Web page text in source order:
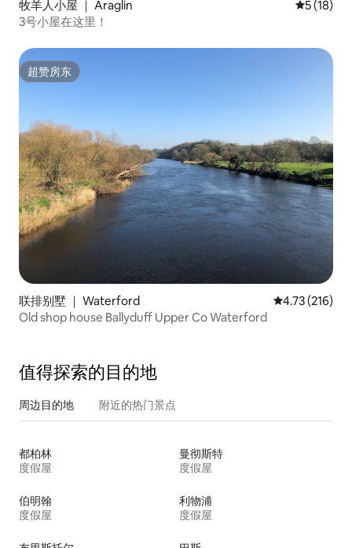
牧羊人小屋 ｜ Araglin 平均评分
5 (18)
3号小屋在这里！
超赞房东
超赞房东
联排别墅 ｜ Waterford 平均评分 4.73
4.73 (216)
Old shop house Ballyduff Upper Co Waterford
值得探索的目的地
周边目的地 附近的热门景点
都柏林
度假屋
曼彻斯特
度假屋
伯明翰
度假屋
利物浦
度假屋